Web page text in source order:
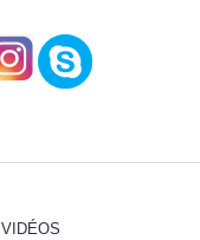
VIDÉOS